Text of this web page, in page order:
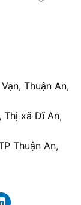
Thuận An,
Thị xã Dĩ An,
Thuận An,